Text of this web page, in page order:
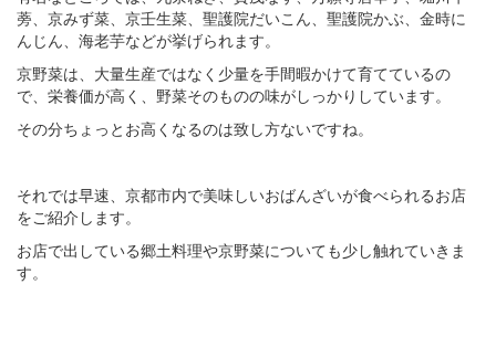
蒡、京みず菜、京壬生菜、聖護院だいこん、聖護院かぶ、金時に
んじん、海老芋などが挙げられます。
京野菜は、大量生産ではなく少量を手間暇かけて育てているの
で、栄養価が高く、野菜そのものの味がしっかりしています。
その分ちょっとお高くなるのは致し方ないですね。
それでは早速、京都市内で美味しいおばんざいが食べられるお店
をご紹介します。
お店で出している郷土料理や京野菜についても少し触れていきま
す。